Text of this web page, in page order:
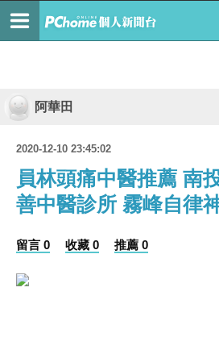
阿華田
2020-12-10 23:45:02
員林頭痛中醫推薦 南
善中醫診所 霧峰自律
留言 0 收藏 0 推薦 0